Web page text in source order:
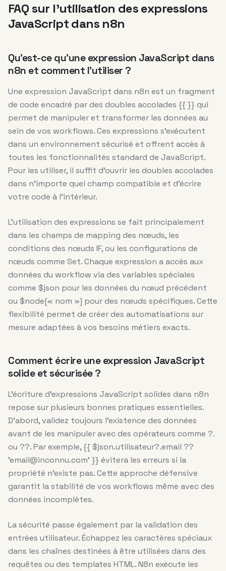
FAQ sur l’utilisation des expressions
JavaScript dans n8n
Qu’est-ce qu’une expression JavaScript dans
n8n et comment l’utiliser ?
Une expression JavaScript dans n8n est un fragment
de code encadré par des doubles accolades {{ }} qui
permet de manipuler et transformer les données au
sein de vos workflows. Ces expressions s’exécutent
dans un environnement sécurisé et offrent accès à
toutes les fonctionnalités standard de JavaScript.
Pour les utiliser, il suffit d’ouvrir les doubles accolades
dans n’importe quel champ compatible et d’écrire
votre code à l’intérieur.
L’utilisation des expressions se fait principalement
dans les champs de mapping des nœuds, les
conditions des nœuds IF, ou les configurations de
nœuds comme Set. Chaque expression a accès aux
données du workflow via des variables spéciales
comme $json pour les données du nœud précédent
ou $node[« nom »] pour des nœuds spécifiques. Cette
flexibilité permet de créer des automatisations sur
mesure adaptées à vos besoins métiers exacts.
Comment écrire une expression JavaScript
solide et sécurisée ?
L’écriture d’expressions JavaScript solides dans n8n
repose sur plusieurs bonnes pratiques essentielles.
D’abord, validez toujours l’existence des données
avant de les manipuler avec des opérateurs comme ?.
ou ??. Par exemple, {{ $json.utilisateur?.email ??
’email@inconnu.com’ }} évitera les erreurs si la
propriété n’existe pas. Cette approche défensive
garantit la stabilité de vos workflows même avec des
données incomplètes.
La sécurité passe également par la validation des
entrées utilisateur. Échappez les caractères spéciaux
dans les chaînes destinées à être utilisées dans des
requêtes ou des templates HTML. N8n exécute les